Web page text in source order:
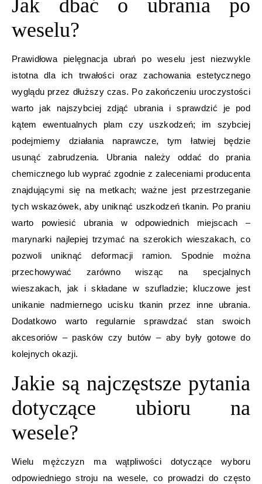
Jak dbać o ubrania po
weselu?
Prawidłowa pielęgnacja ubrań po weselu jest niezwykle
istotna dla ich trwałości oraz zachowania estetycznego
wyglądu przez dłuższy czas. Po zakończeniu uroczystości
warto jak najszybciej zdjąć ubrania i sprawdzić je pod
kątem ewentualnych plam czy uszkodzeń; im szybciej
podejmiemy działania naprawcze, tym łatwiej będzie
usunąć zabrudzenia. Ubrania należy oddać do prania
chemicznego lub wyprać zgodnie z zaleceniami producenta
znajdującymi się na metkach; ważne jest przestrzeganie
tych wskazówek, aby uniknąć uszkodzeń tkanin. Po praniu
warto powiesić ubrania w odpowiednich miejscach –
marynarki najlepiej trzymać na szerokich wieszakach, co
pozwoli uniknąć deformacji ramion. Spodnie można
przechowywać zarówno wisząc na specjalnych
wieszakach, jak i składane w szufladzie; kluczowe jest
unikanie nadmiernego ucisku tkanin przez inne ubrania.
Dodatkowo warto regularnie sprawdzać stan swoich
akcesoriów – pasków czy butów – aby były gotowe do
kolejnych okazji.
Jakie są najczęstsze pytania
dotyczące ubioru na
wesele?
Wielu mężczyzn ma wątpliwości dotyczące wyboru
odpowiedniego stroju na wesele, co prowadzi do często